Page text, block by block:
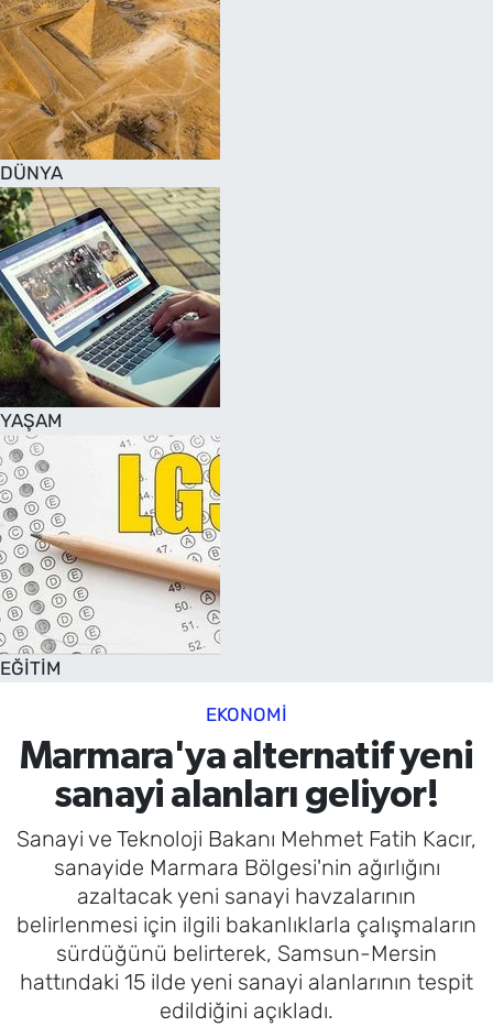
DÜNYA
YAŞAM
EĞİTİM
EKONOMİ
Marmara'ya alternatif yeni
sanayi alanları geliyor!
Sanayi ve Teknoloji Bakanı Mehmet Fatih Kacır,
sanayide Marmara Bölgesi'nin ağırlığını
azaltacak yeni sanayi havzalarının
belirlenmesi için ilgili bakanlıklarla çalışmaların
sürdüğünü belirterek, Samsun-Mersin
hattındaki 15 ilde yeni sanayi alanlarının tespit
edildiğini açıkladı.